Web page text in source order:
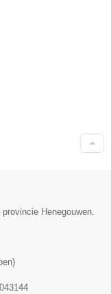
Henegouwen.
)